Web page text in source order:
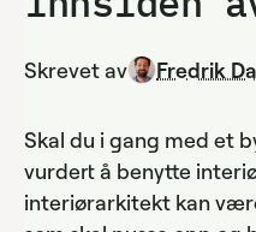
Skrevet av Fredrik
Skal du i gang med et
vurdert å benytte
interiørarkitekt kan